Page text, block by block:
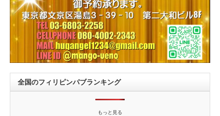
全国のフィリピンパブランキング
もっと見る